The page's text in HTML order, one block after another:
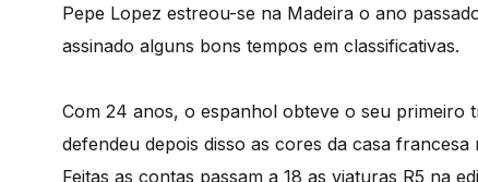
Pepe Lopez estreou-se na Madeira o ano
assinado alguns bons tempos em classificativas.
Com 24 anos, o espanhol obteve o seu primeiro
defendeu depois disso as cores da casa francesa
Feitas as contas passam a 18 as viaturas R5 na